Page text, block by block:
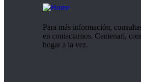
Para más información,
en contactarnos. Centenari,
hogar a la vez.